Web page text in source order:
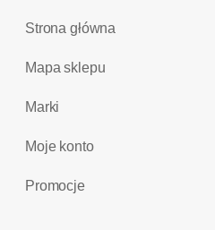
Strona główna
Mapa sklepu
Marki
Moje konto
Promocje